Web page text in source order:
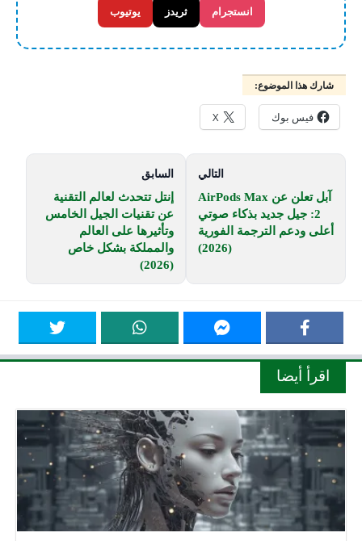
انستجرام ثريدز يوتيوب
شارك هذا الموضوع:
فيس بوك X
التالي
آبل تعلن عن AirPods Max
2: جيل جديد بذكاء صوتي
أعلى ودعم الترجمة الفورية
(2026)
السابق
إنتل تتحدث لعالم التقنية
عن تقنيات الجيل الخامس
وتأثيرها على العالم
والمملكة بشكل خاص
(2026)
اقرأ أيضا